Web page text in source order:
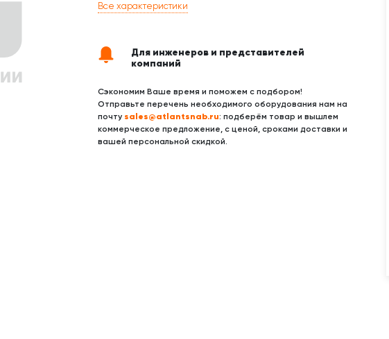
Все характеристики
Для инженеров и представителей
компаний
Сэкономим Ваше время и поможем с подбором!
Отправьте перечень необходимого оборудования нам на
почту sales@atlantsnab.ru: подберём товар и вышлем
коммерческое предложение, с ценой, сроками доставки и
вашей персональной скидкой.